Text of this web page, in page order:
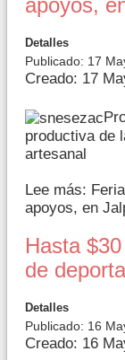
apoyos,
Detalles
Publicado: 17
Creado: 17
productiva de
artesanal
Lee más:
apoyos, en
Hasta
de
Detalles
Publicado: 16
Creado: 16